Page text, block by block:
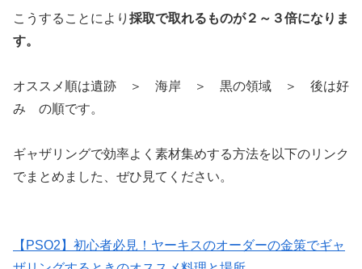
こうすることにより 採取で取れるものが２～３倍になりま
す。
オススメ順は遺跡 ＞ 海岸 ＞ 黒の領域 ＞ 後は好
み の順です。
ギャザリングで効率よく素材集めする方法を以下のリンク
でまとめました、ぜひ見てください。
【PSO2】初心者必見！ヤーキスのオーダーの金策でギャ